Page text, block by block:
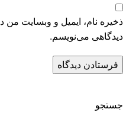
ذخیره نام، ایمیل و وبسایت من
دیدگاهی می‌نویسم.
جستجو